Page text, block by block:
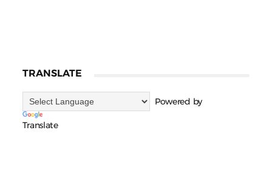
TRANSLATE
Powered by
Translate